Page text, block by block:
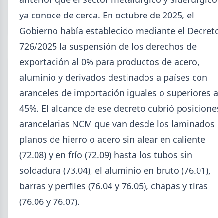
5,7% en 2026 y la capacidad instalada bajó a 40,8%,
uno de los niveles más bajos de la serie.
Producción Mundial de Acero –
Junio 2026
ya conoce de cerca. En octubre de 2025, el
Gobierno había establecido mediante el
726/2025 la suspensión de los derechos de
exportación al 0% para productos de acero,
aluminio y derivados destinados a países con
aranceles de importación iguales o superiores
45%. El alcance de ese decreto cubrió
arancelarias NCM que van desde los laminados
planos de hierro o acero sin alear en caliente
(72.08) y en frío (72.09) hasta los tubos sin
soldadura (73.04), el aluminio en bruto (76.01),
barras y perfiles (76.04 y 76.05), chapas y tiras
(76.06 y 76.07).